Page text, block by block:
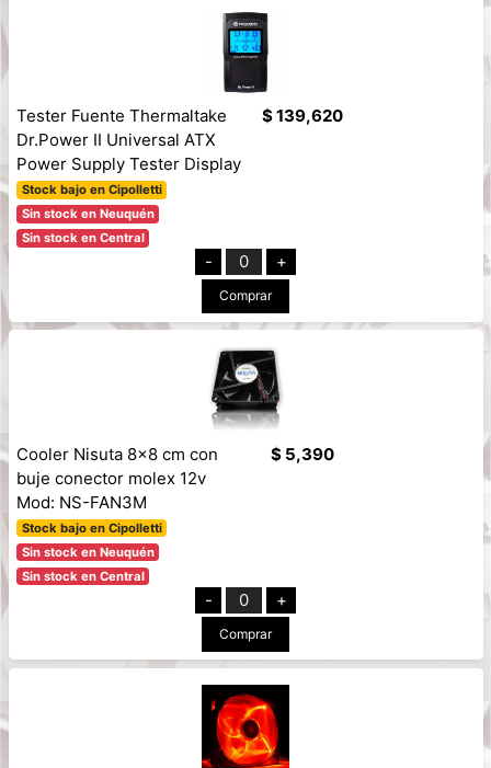
Tester Fuente Thermaltake
Dr.Power II Universal ATX
Power Supply Tester Display
Stock bajo en Cipolletti
Sin stock en Neuquén
Sin stock en Central
$ 139,620
- 0 +
Comprar
Cooler Nisuta 8x8 cm con
buje conector molex 12v
Mod: NS-FAN3M
Stock bajo en Cipolletti
Sin stock en Neuquén
Sin stock en Central
$ 5,390
- 0 +
Comprar